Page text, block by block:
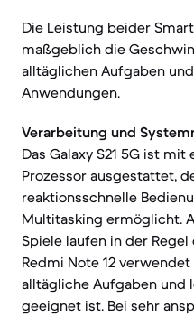
Die Leistung beider
maßgeblich die
alltäglichen Aufgaben
Anwendungen.
Verarbeitung und
Das Galaxy S21 5G ist
Prozessor ausgestattet,
reaktionsschnelle
Multitasking ermöglicht.
Spiele laufen in der Regel
Redmi Note 12
alltägliche Aufgaben und
geeignet ist. Bei sehr